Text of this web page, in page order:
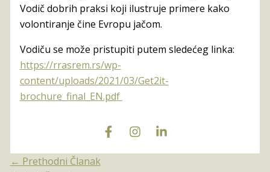
Vodič dobrih praksi koji ilustruje primere kako
volontiranje čine Evropu jačom.
Vodiču se može pristupiti putem sledećeg linka:
https://rrasrem.rs/wp-
content/uploads/2021/03/Get2it-
brochure_final_EN.pdf
← Prethodni Članak